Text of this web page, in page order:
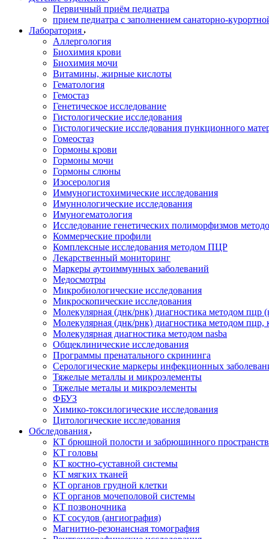
Первичный приём педиатра
прием педиатра с заполнением санаторно-
Лаборатория
Аллергология
Биохимия крови
Биохимия мочи
Витамины, жирные кислоты
Гематология
Гемостаз
Генетическое исследование
Гистологические исследования
Гистологические исследования пункционного
Гомеостаз
Гормоны крови
Гормоны мочи
Гормоны слюны
Изосерология
Иммуногистохимические исследования
Имуннологические исследования
Имуногематология
Исследование генетических полиморфизмов
Коммерческие профили
Комплексные исследования методом ПЦР
Лекарственный мониторинг
Маркеры аутоиммунных заболеваний
Медосмотры
Микробиологические исследования
Микроскопические исследования
Молекулярная (днк/рнк) диагностика методом пцр
Молекулярная (днк/рнк) диагностика методом пцр,
Молекулярная диагностика методом nasba
Общеклинические исследования
Программы пренатального скрининга
Серологические маркеры инфекционных
Тяжелые металлы и микроэлементы
Тяжелые металы и микроэлементы
ФБУЗ
Химико-токсилогические исследования
Цитологические исследования
Обследования
КТ брюшной полости и забрюшинного
КТ головы
КТ костно-суставной системы
КТ мягких тканей
КТ органов грудной клетки
КТ органов мочеполовой системы
КТ позвоночника
КТ сосудов (ангиография)
Магнитно-резонансная томография